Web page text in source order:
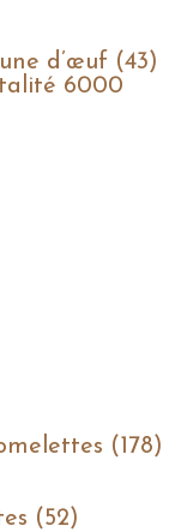
d’œuf (43)
6000
(178)
(52)